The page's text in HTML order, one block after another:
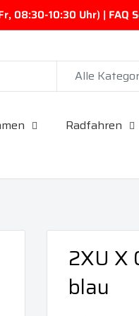
08:30-10:30 Uhr) | FAQ
Alle
Radfahren
2XU X
blau